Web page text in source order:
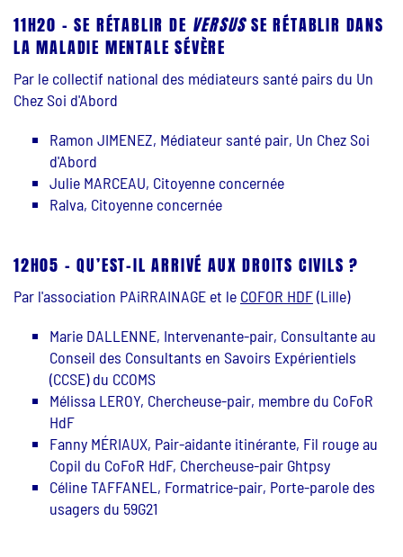
11H20 - SE RÉTABLIR DE VERSUSSE RÉTABLIR DANS
LA MALADIE MENTALE SÉVÈRE
Par le collectif national des médiateurs santé pairs du Un
Chez Soi d'Abord
Ramon JIMENEZ, Médiateur santé pair, Un Chez Soi
d'Abord
Julie MARCEAU, Citoyenne concernée
Ralva, Citoyenne concernée
12H05 - QU’EST-IL ARRIVÉ AUX DROITS CIVILS ?
Par l'association PAiRRAINAGE et le COFOR HDF(Lille)
Marie DALLENNE, Intervenante-pair, Consultante au
Conseil des Consultants en Savoirs Expérientiels
(CCSE) du CCOMS
Mélissa LEROY, Chercheuse-pair, membre du CoFoR
HdF
Fanny MÉRIAUX, Pair-aidante itinérante, Fil rouge au
Copil du CoFoR HdF, Chercheuse-pair Ghtpsy
Céline TAFFANEL, Formatrice-pair, Porte-parole des
usagers du 59G21